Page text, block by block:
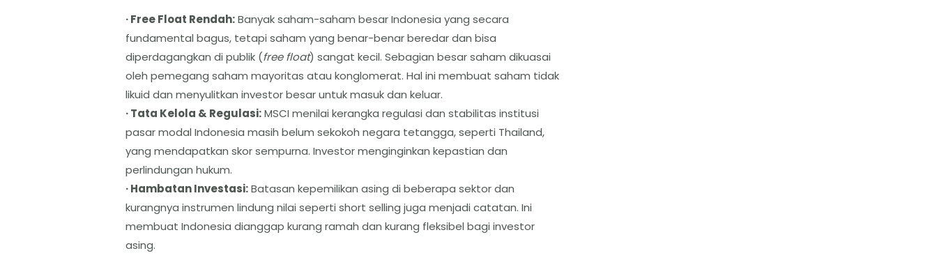
· Free Float Rendah:Banyak saham-saham besar Indonesia yang secara
fundamental bagus, tetapi saham yang benar-benar beredar dan bisa
diperdagangkan di publik (free float) sangat kecil. Sebagian besar saham dikuasai
oleh pemegang saham mayoritas atau konglomerat. Hal ini membuat saham tidak
likuid dan menyulitkan investor besar untuk masuk dan keluar.
· Tata Kelola & Regulasi:MSCI menilai kerangka regulasi dan stabilitas institusi
pasar modal Indonesia masih belum sekokoh negara tetangga, seperti Thailand,
yang mendapatkan skor sempurna. Investor menginginkan kepastian dan
perlindungan hukum.
· Hambatan Investasi:Batasan kepemilikan asing di beberapa sektor dan
kurangnya instrumen lindung nilai seperti short selling juga menjadi catatan. Ini
membuat Indonesia dianggap kurang ramah dan kurang fleksibel bagi investor
asing.